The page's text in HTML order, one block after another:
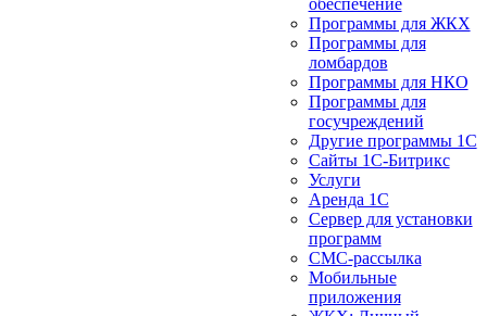
Программы для ЖКХ
Программы для
ломбардов
Программы для НКО
Программы для
госучреждений
Другие программы 1С
Сайты 1С-Битрикс
Услуги
Аренда 1С
Сервер для установки
программ
СМС-рассылка
Мобильные
приложения